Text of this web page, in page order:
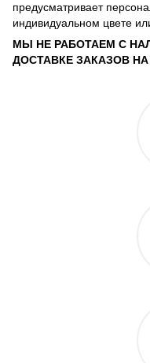
предусматривает
индивидуальном цвете
МЫ НЕ РАБОТАЕМ С
ДОСТАВКЕ ЗАКАЗОВ